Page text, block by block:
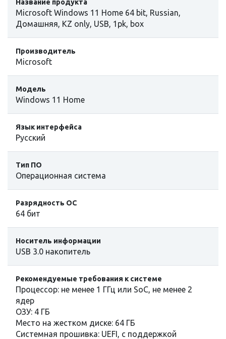
Название продукта
Microsoft Windows 11 Home 64 bit, Russian,
Домашняя, KZ only, USB, 1pk, box
Производитель
Microsoft
Модель
Windows 11 Home
Язык интерфейса
Русский
Тип ПО
Операционная система
Разрядность ОС
64 бит
Носитель информации
USB 3.0 накопитель
Рекомендуемые требования к системе
Процессор: не менее 1 ГГц или SoC, не менее 2
ядер
ОЗУ: 4 ГБ
Место на жестком диске: 64 ГБ
Системная прошивка: UEFI, с поддержкой